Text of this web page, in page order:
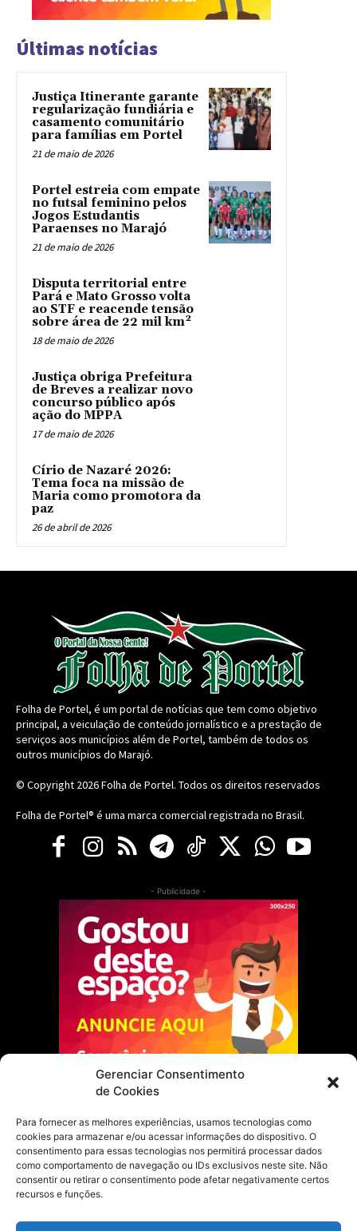
Gerenciar Consentimento
de Cookies
Para fornecer as melhores experiências, usamos tecnologias como
cookies para armazenar e/ou acessar informações do dispositivo. O
consentimento para essas tecnologias nos permitirá processar dados
como comportamento de navegação ou IDs exclusivos neste site. Não
consentir ou retirar o consentimento pode afetar negativamente certos
recursos e funções.
Últimas notícias
Justiça Itinerante garante
regularização fundiária e
casamento comunitário
para famílias em Portel
21 de maio de 2026
Portel estreia com empate
no futsal feminino pelos
Jogos Estudantis
Paraenses no Marajó
21 de maio de 2026
Disputa territorial entre
Pará e Mato Grosso volta
ao STF e reacende tensão
sobre área de 22 mil km²
18 de maio de 2026
Justiça obriga Prefeitura
de Breves a realizar novo
concurso público após
ação do MPPA
17 de maio de 2026
Círio de Nazaré 2026:
Tema foca na missão de
Maria como promotora da
paz
26 de abril de 2026
Folha de Portel, é um portal de notícias que tem como objetivo
principal, a veiculação de conteúdo jornalístico e a prestação de
serviços aos municípios além de Portel, também de todos os
outros municípios do Marajó.
© Copyright 2026Folha de Portel. Todos os direitos reservados
Folha de Portel® é uma marca comercial registrada no Brasil.
- Publicidade -
Escolha do Editor
Justiça Itinerante garante regularização
fundiária e casamento comunitário para
famílias em Portel
21 de maio de 2026